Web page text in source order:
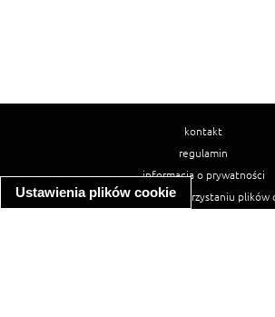
Ustawienia plików cookie
kontakt
regulamin
informacja o prywatności
informacja o wykorzystaniu plików